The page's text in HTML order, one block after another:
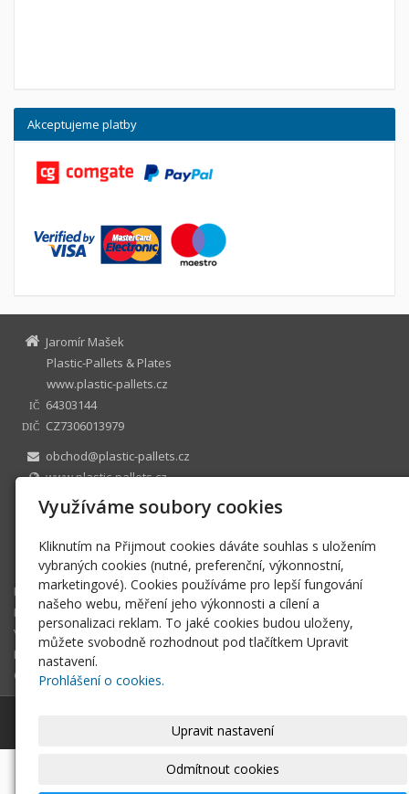
Akceptujeme platby
Jaromír Mašek
Plastic-Pallets & Plates
www.plastic-pallets.cz
IČ 64303144
DIČ
CZ7306013979
obchod@plastic-pallets.cz
www.plastic-pallets.cz
+420 545 213472
3856094001 / 5500
ŽL č.j ZUMB/32234/2008/Dra/4 ÚMČ Brno sever, registrován
10.6.1996
E-shop
Pojezdové desky
Velkoobchod
Fotogalerie
Obchodní podmínky
Jaromír Mašek Plastic-Pallets & Plates
webové stránkys AI,doménaawebhosting
Využíváme soubory cookies
Kliknutím na Přijmout cookies dáváte souhlas s uložením
vybraných cookies (nutné, preferenční, výkonnostní,
marketingové). Cookies používáme pro lepší fungování
našeho webu, měření jeho výkonnosti a cílení a
personalizaci reklam. To jaké cookies budou uloženy,
můžete svobodně rozhodnout pod tlačítkem Upravit
nastavení.
Prohlášení o cookies.
Upravit nastavení
Odmítnout cookies